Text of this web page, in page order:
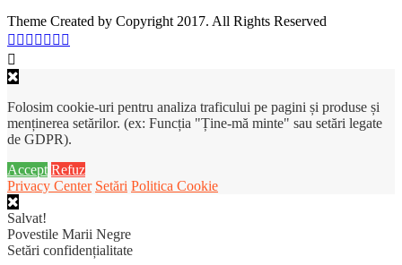
Theme Created by Copyright 2017. All Rights Reserved
Folosim cookie-uri pentru analiza traficului pe pagini și produse și
menținerea setărilor. (ex: Funcția "Ține-mă minte" sau setări legate
de GDPR).
Accept Refuz
Privacy Center Setări Politica Cookie
Salvat!
Povestile Marii Negre
Setări confidențialitate